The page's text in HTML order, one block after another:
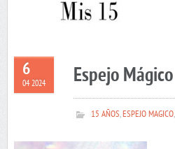
6
04 2024 Espejo
15 AÑOS,ESPEJO MAGICO,